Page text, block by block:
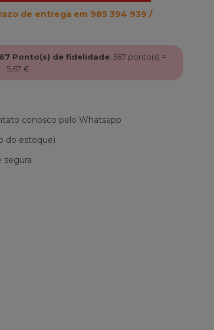
de entrega em 985 394 939 /
Ponto(s) de fidelidade. 567 ponto(s) =
5,67 €.
conosco pelo Whatsapp
do estoque)
segura